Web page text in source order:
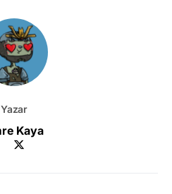
Yazar
Kaya